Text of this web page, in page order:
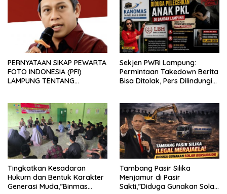
PERNYATAAN SIKAP PEWARTA
FOTO INDONESIA (PFI)
LAMPUNG TENTANG
TERHADAP JURNALIS DI
PENGADILAN NEGERI
TANJUNG KARANG.
Sekjen PWRI Lampung:
Permintaan Takedown Berita
Bisa Ditolak, Pers Dilindungi
Tingkatkan Kesadaran
Hukum dan Bentuk Karakter
Generasi Muda,”Binmas
Tambang Pasir Silika
Menjamur di Pasir
Sakti,”Diduga Gunakan Solar